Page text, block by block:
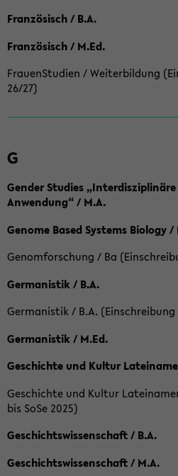
Französisch / B.A.
Französisch / M.Ed.
FrauenStudien / Weiterbildung
26/27)
G
Gender Studies
Anwendung“ / M.A.
Genome Based Systems Biology /
Genomforschung / Ba
Germanistik / B.A.
Germanistik / B.A. (Einschreibung
Germanistik / M.Ed.
Geschichte und Kultur
Geschichte und Kultur
bis SoSe 2025)
Geschichtswissenschaft / B.A.
Geschichtswissenschaft / M.A.